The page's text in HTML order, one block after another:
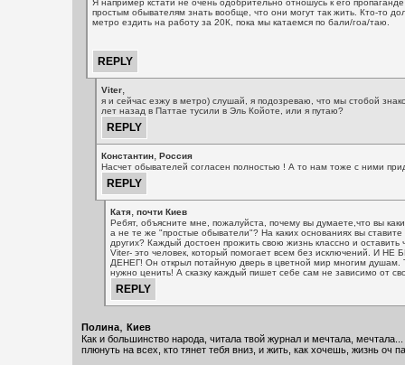
Я например кстати не очень одобрительно отношусь к его
простым обывателям знать вообще, что они могут так жить. Кто-то
метро ездить на работу за 20К, пока мы катаемся по бали/гоа/таю.
Viter,
я и сейчас езжу в метро) слушай, я подозреваю, что мы стобой
лет назад в Паттае тусили в Эль Койоте, или я путаю?
Константин, Россия
Насчет обывателей согласен полностью ! А то нам тоже с ними
Катя, почти Киев
Ребят, объясните мне, пожалуйста, почему вы думаете,что вы
а не те же "простые обыватели"? На каких основаниях вы
других? Каждый достоен прожить свою жизнь классно и оставить
Viter- это человек, который помогает всем без исключений. И
ДЕНЕГ! Он открыл потайную дверь в цветной мир многим душам.
нужно ценить! А сказку каждый пишет себе сам не зависимо от
Полина, Киев
Как и большинство народа, читала твой журнал и мечтала,
плюнуть на всех, кто тянет тебя вниз, и жить, как хочешь, жизнь оч